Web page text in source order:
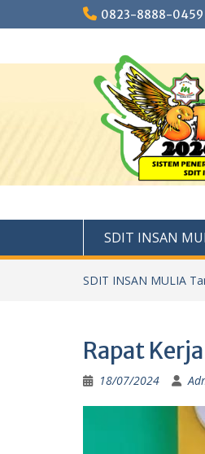
to
0823-8888-0459
SDIT INSAN
SDIT INSAN MULIA
Rapat
18/07/2024